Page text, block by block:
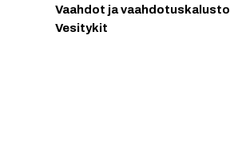
Vaahdot ja vaahdotuskalusto
Vesitykit